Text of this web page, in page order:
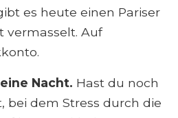
es heute einen Pariser
vermasselt. Auf
Nacht. Hast du noch
bei dem Stress durch die